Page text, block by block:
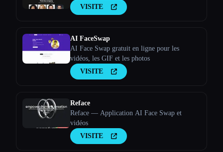
VISITE
AI FaceSwap
AI Face Swap gratuit en ligne pour les
vidéos, les GIF et les photos
VISITE
Reface
Reface — Application AI Face Swap et
vidéos
VISITE